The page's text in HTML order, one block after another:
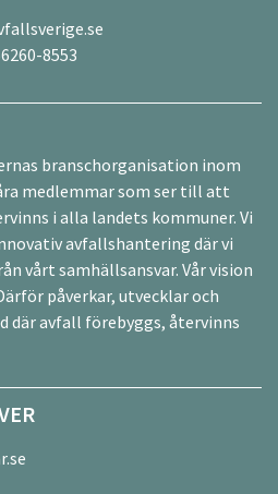
8553
branschorganisation inom
medlemmar som ser till att
i alla landets kommuner. Vi
avfallshantering där vi
vårt samhällsansvar. Vår vision
påverkar, utvecklar och
där avfall förebyggs, återvinns